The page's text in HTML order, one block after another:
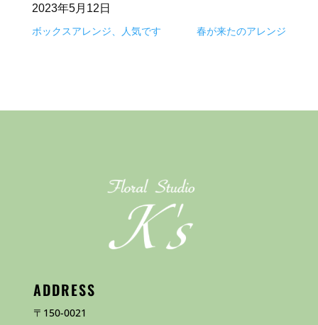
2023年5月12日
ボックスアレンジ、人気です 春が来たのアレンジ
ADDRESS
〒150-0021